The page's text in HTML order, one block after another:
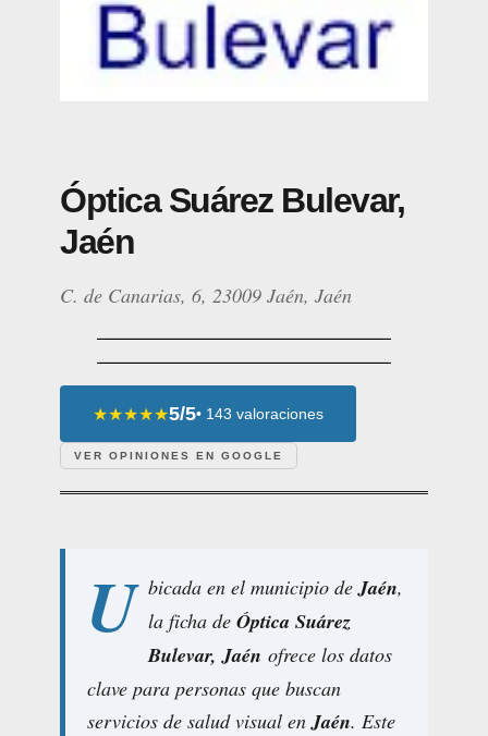
Óptica Suárez Bulevar,
Jaén
C. de Canarias, 6, 23009 Jaén, Jaén
★★★★★5/5• 143 valoraciones
VER OPINIONES EN GOOGLE
U bicada en el municipio deJaén,
la ficha de Óptica Suárez
Bulevar, Jaén ofrece los datos
clave para personas que buscan
servicios de salud visual enJaén. Este